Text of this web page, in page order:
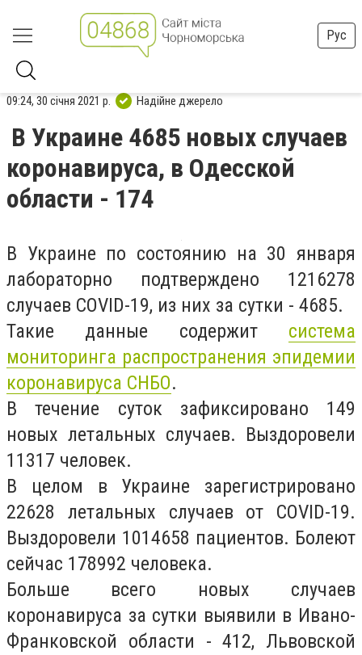
Рус
09:24, 30 січня 2021 р. Надійне джерело
В Украине 4685 новых случаев
коронавируса, в Одесской
области - 174
В Украине по состоянию на 30 января
лабораторно подтверждено 1216278
случаев COVID-19, из них за сутки - 4685.
Такие данные содержит система
мониторинга распространения эпидемии
коронавируса СНБО.
В течение суток зафиксировано 149
новых летальных случаев. Выздоровели
11317 человек.
В целом в Украине зарегистрировано
22628 летальных случаев от COVID-19.
Выздоровели 1014658 пациентов. Болеют
сейчас 178992 человека.
Больше всего новых случаев
коронавируса за сутки выявили в Ивано-
Франковской области - 412, Львовской